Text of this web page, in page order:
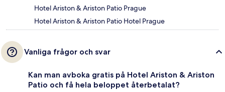
Hotel Ariston & Ariston Patio Prague
Hotel Ariston & Ariston Patio Hotel Prague
Vanliga frågor och svar
Kan man avboka gratis på Hotel Ariston & Ariston
Patio och få hela beloppet återbetalat?